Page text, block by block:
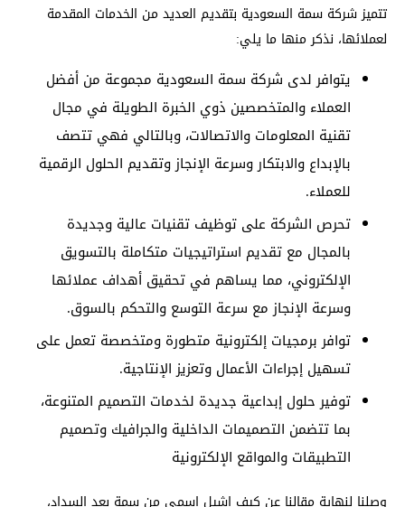
تتميز شركة سمة السعودية بتقديم العديد من الخدمات المقدمة
لعملائها، نذكر منها ما يلي:
يتوافر لدى شركة سمة السعودية مجموعة من أفضل
العملاء والمتخصصين ذوي الخبرة الطويلة في مجال
تقنية المعلومات والاتصالات، وبالتالي فهي تتصف
بالإبداع والابتكار وسرعة الإنجاز وتقديم الحلول الرقمية
للعملاء.
تحرص الشركة على توظيف تقنيات عالية وجديدة
بالمجال مع تقديم استراتيجيات متكاملة بالتسويق
الإلكتروني، مما يساهم في تحقيق أهداف عملائها
وسرعة الإنجاز مع سرعة التوسع والتحكم بالسوق.
توافر برمجيات إلكترونية متطورة ومتخصصة تعمل على
تسهيل إجراءات الأعمال وتعزيز الإنتاجية.
توفير حلول إبداعية جديدة لخدمات التصميم المتنوعة،
بما تتضمن التصميمات الداخلية والجرافيك وتصميم
التطبيقات والمواقع الإلكترونية
وصلنا لنهاية مقالنا عن كيف اشيل اسمي من سمة بعد السداد،